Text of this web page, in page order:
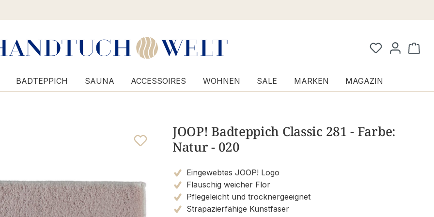
BADTEPPICH SAUNA ACCESSOIRES WOHNEN SALE MARKEN MAGAZIN
JOOP! Badteppich Classic 281 - Farbe:
Natur - 020
Eingewebtes JOOP! Logo
Flauschig weicher Flor
Pflegeleicht und trocknergeeignet
Strapazierfähige Kunstfaser